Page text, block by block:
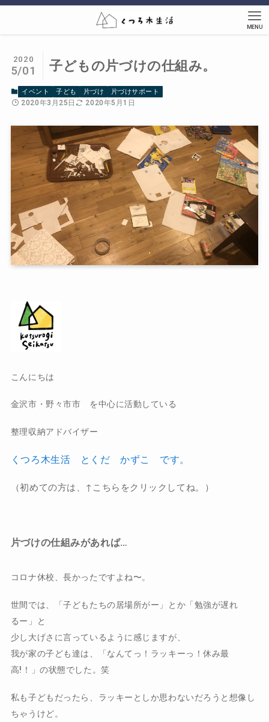
MENU
子どもの片づけの仕組み。
2020
5/01
イベント 子ども 片づけ 片づけサポート
2020年3月25日 2020年5月1日
こんにちは
金沢市・野々市市 を中心に活動している
整理収納アドバイザー
くつろ木生活 とくだ かずこ です。
（初めての方は、↑こちらをクリックしてね。）
片づけの仕組みがあれば…
コロナ休校、長かったですよね〜。
世間では、「子どもたちの居場所がー」とか「勉強が遅れ
るー」と
少し大げさに言っているように感じますが、
我が家の子ども達は、「なんてっ！ラッキーっ！休み最
高!！」の状態でした。笑
私も子どもだったら、ラッキーとしか思わないだろうと想像し
ちゃうけど。